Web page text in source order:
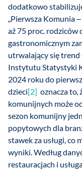
dodatkowo
„Pierwsza Komunia
aż 75 proc. rodziców
gastronomicznym
utrwalający się trend
Instytutu Statystyki
2024 roku do
dzieci[2] oznacza to,
komunijnych może
sezon komunijny
popytowych dla
stawek za usługi, co
wyniki. Według
restauracjach i